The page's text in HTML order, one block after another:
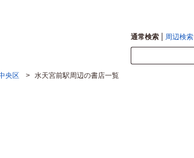
通常検索 周辺検索
央区 > 水天宮前駅周辺の書店一覧